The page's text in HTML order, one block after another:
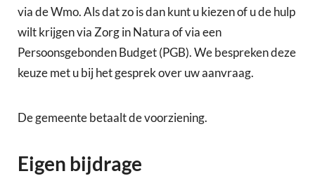
via de Wmo. Als dat zo is dan kunt u kiezen of u de hulp
wilt krijgen via Zorg in Natura of via een
Persoonsgebonden Budget (PGB). We bespreken deze
keuze met u bij het gesprek over uw aanvraag.
De gemeente betaalt de voorziening.
Eigen bijdrage